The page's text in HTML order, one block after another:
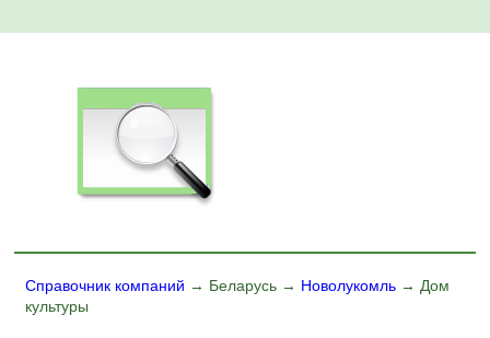
Справочник компаний → Беларусь → Новолукомль → Дом
культуры